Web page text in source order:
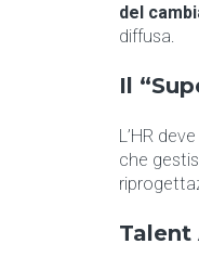
del
diffusa.
Il
L’HR
che
Talent